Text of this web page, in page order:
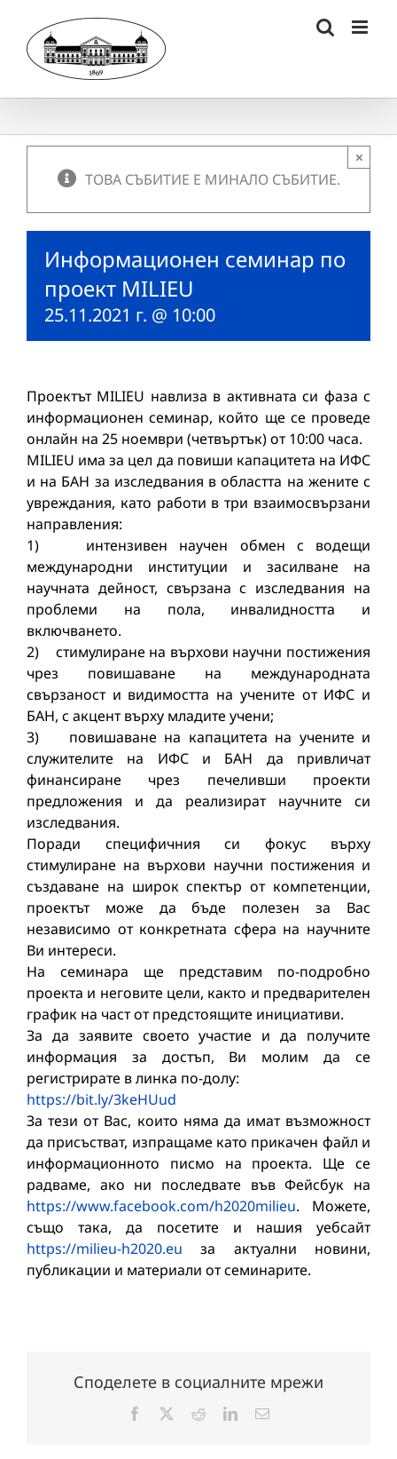
content
ТОВА СЪБИТИЕ Е МИНАЛО СЪБИТИЕ.
×
Информационен семинар по
проект MILIEU
25.11.2021 г. @ 10:00
Проектът MILIEU навлиза в активната си фаза с
информационен семинар, който ще се проведе
онлайн на 25 ноември (четвъртък) от 10:00 часа.
MILIEU има за цел да повиши капацитета на ИФС
и на БАН за изследвания в областта на жените с
увреждания, като работи в три взаимосвързани
направления:
1) интензивен научен обмен с водещи
международни институции и засилване на
научната дейност, свързана с изследвания на
проблеми на пола, инвалидността и
включването.
2) стимулиране на върхови научни постижения
чрез повишаване на международната
свързаност и видимостта на учените от ИФС и
БАН, с акцент върху младите учени;
3) повишаване на капацитета на учените и
служителите на ИФС и БАН да привличат
финансиране чрез печеливши проекти
предложения и да реализират научните си
изследвания.
Поради специфичния си фокус върху
стимулиране на върхови научни постижения и
създаване на широк спектър от компетенции,
проектът може да бъде полезен за Вас
независимо от конкретната сфера на научните
Ви интереси.
На семинара ще представим по-подробно
проекта и неговите цели, както и предварителен
график на част от предстоящите инициативи.
За да заявите своето участие и да получите
информация за достъп, Ви молим да се
регистрирате в линка по-долу:
https://bit.ly/3keHUud
За тези от Вас, които няма да имат възможност
да присъстват, изпращаме като прикачен файл и
информационното писмо на проекта. Ще се
радваме, ако ни последвате във Фейсбук на
https://www.facebook.com/h2020milieu. Можете,
също така, да посетите и нашия уебсайт
https://milieu-h2020.eu за актуални новини,
публикации и материали от семинарите.
Споделете в социалните мрежи
Facebook RedditLinkedInЕлектронна